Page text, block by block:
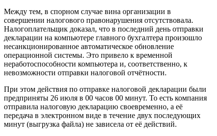
Между тем, в спорном случае вина организации в
совершении налогового правонарушения отсутствовала.
Налогоплательщик доказал, что в последний день отправки
декларации на компьютере главного бухгалтера произошло
несанкционированное автоматическое обновление
операционной системы. Это привело к временной
неработоспособности компьютера и, соответственно, к
невозможности отправки налоговой отчётности.
При этом действия по отправке налоговой декларации были
предприняты 26 июля в 00 часов 00 минут. То есть компания
отправила налоговую декларацию своевременно, а её
передача в электронном виде в течение двух последующих
минут (выгрузка файла) не зависела от её действий.